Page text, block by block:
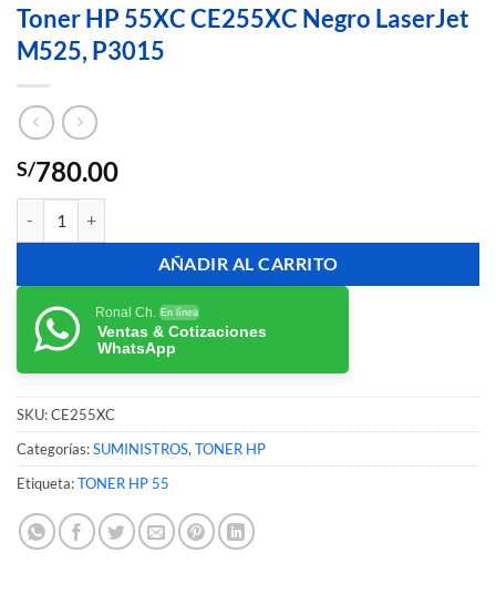
Toner HP 55XC CE255XC Negro LaserJet
M525, P3015
S/780.00
AÑADIR AL CARRITO
Ronal Ch. En línea
Ventas & Cotizaciones
WhatsApp
SKU:CE255XC
Categorías:SUMINISTROS, TONER HP
Etiqueta:TONER HP 55